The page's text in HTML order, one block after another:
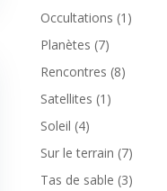
Occultations (1)
Planètes (7)
Rencontres (8)
Satellites (1)
Soleil (4)
Sur le terrain (7)
Tas de sable (3)